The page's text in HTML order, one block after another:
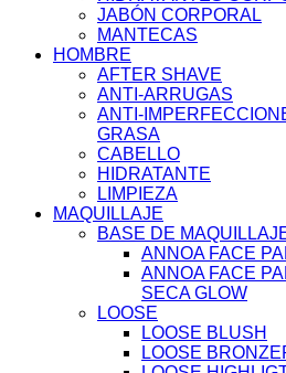
JABÓN CORPORAL
MANTECAS
HOMBRE
AFTER SHAVE
ANTI-ARRUGAS
ANTI-
GRASA
CABELLO
HIDRATANTE
LIMPIEZA
MAQUILLAJE
BASE DE
ANNOA FACE
ANNOA FACE
SECA GLOW
LOOSE
LOOSE BLUSH
LOOSE